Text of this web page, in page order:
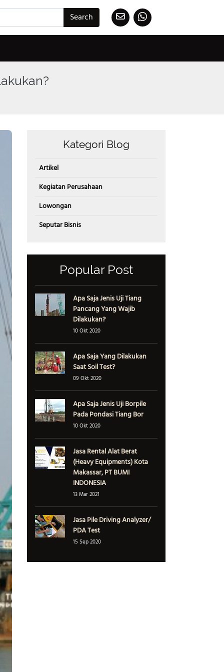
Search
Kategori Blog
Artikel
Kegiatan Perusahaan
Lowongan
Seputar Bisnis
Popular Post
Apa Saja Jenis Uji Tiang
Pancang Yang Wajib
Dilakukan?
10 Okt 2020
Apa Saja Yang Dilakukan
Saat Soil Test?
09 Okt 2020
Apa Saja Jenis Uji Borpile
Pada Pondasi Tiang Bor
10 Okt 2020
Jasa Rental Alat Berat
(Heavy Equipments) Kota
Makassar, PT BUMI
INDONESIA
13 Mar 2021
Jasa Pile Driving Analyzer/
PDA Test
15 Sep 2020